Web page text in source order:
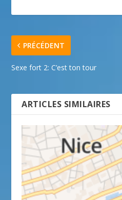
PRÉCÉDENT
Sexe fort 2: C’est ton tour
ARTICLES SIMILAIRES